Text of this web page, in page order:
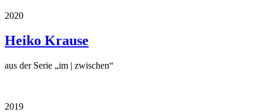
2020
Heiko Krause
aus der Serie „im | zwischen“
2019